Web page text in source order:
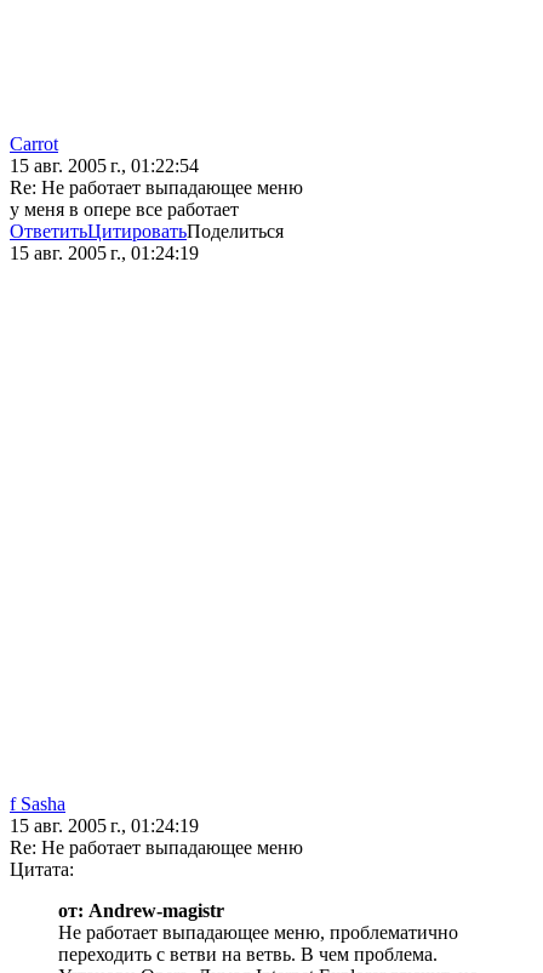
Carrot
15 авг. 2005 г., 01:22:54
Re: Не работает выпадающее меню
у меня в опере все работает
ОтветитьЦитироватьПоделиться
15 авг. 2005 г., 01:24:19
f Sasha
15 авг. 2005 г., 01:24:19
Re: Не работает выпадающее меню
Цитата:
от: Andrew-magistr
Не работает выпадающее меню, проблематично
переходить с ветви на ветвь. В чем проблема.